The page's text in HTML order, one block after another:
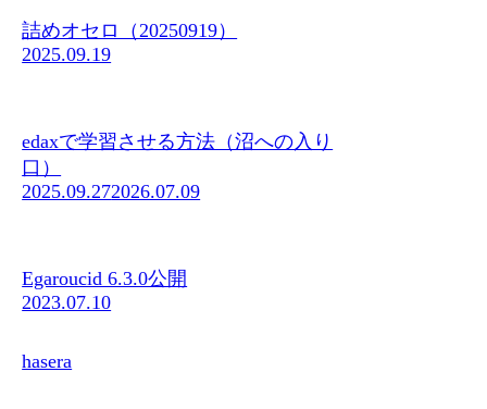
詰めオセロ（20250919）
2025.09.19
edaxで学習させる方法（沼への入り
口）
2025.09.272026.07.09
Egaroucid 6.3.0公開
2023.07.10
hasera